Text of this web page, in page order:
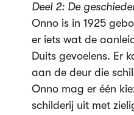
Deel 2: De
Onno is in 1925
er iets wat de
Duits gevoelens. Er
aan de deur die
Onno mag er één
schilderij uit met